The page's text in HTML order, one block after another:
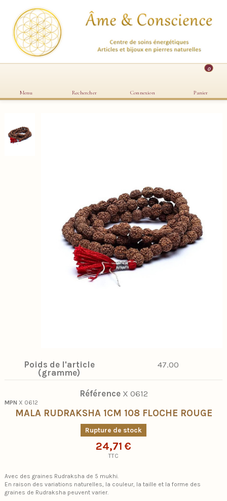
Menu Rechercher Connexion
0
Panier
Poids de l'article
(gramme)
47.00
Référence X 0612
MPN X 0612
MALA RUDRAKSHA 1CM 108 FLOCHE ROUGE
Rupture de stock
24,71 €
TTC
Avec des graines Rudraksha de 5 mukhi.
En raison des variations naturelles, la couleur, la taille et la forme des
graines de Rudraksha peuvent varier.